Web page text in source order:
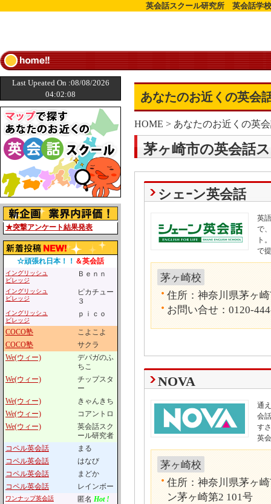
英会話スクール研究所 英会話学
Last Upeated On :08/08/2026
04:02:08
★突撃アンケート結果発表
☆頑張れ日本！！ ＆英会話
イングリッシュ
ビレッジ
Ｂｅｎｎ
イングリッシュ
ビレッジ
ピカチュー
３
イングリッシュ
ビレッジ
ｐｉｃｏ
COCO塾
こよこよ
COCO塾
サクラ
We(ウィー)
デパガのふ
ちこ
We(ウィー)
チップスタ
ー
We(ウィー)
きゃんきち
We(ウィー)
コアントロ
We(ウィー)
英会話スク
ール研究者
コペル英会話
まる
コペル英会話
はなび
コペル英会話
まどか
コペル英会話
レインボー
ワンナップ英会話 匿名 Hot !
あなたのお近くの英会
HOME > あなたのお近くの英
茅ヶ崎市の英会話
シェｰン英会話
英
で
ト
で
茅ヶ崎校
住所：神奈川県茅ヶ
お問い合せ：0120-
NOVA
通
会
す
英
茅ヶ崎校
住所：神奈川県茅ヶ
ン茅ヶ崎第2 101号